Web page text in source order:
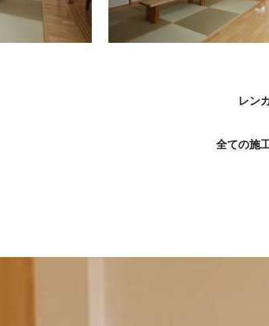
レン
全ての施